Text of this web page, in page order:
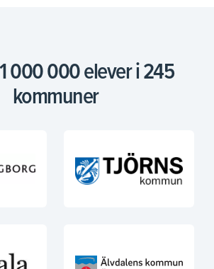
000 000 elever i 245
kommuner